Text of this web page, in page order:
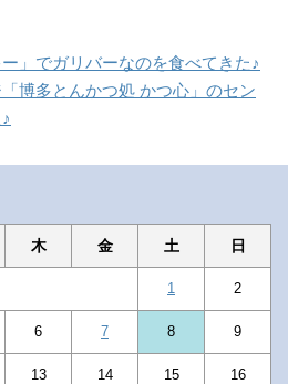
ー」でガリバーなのを食べてきた♪
博多とんかつ処 かつ心」のセン
木 金 土 日
1 2
6 7 8 9
13 14 15 16